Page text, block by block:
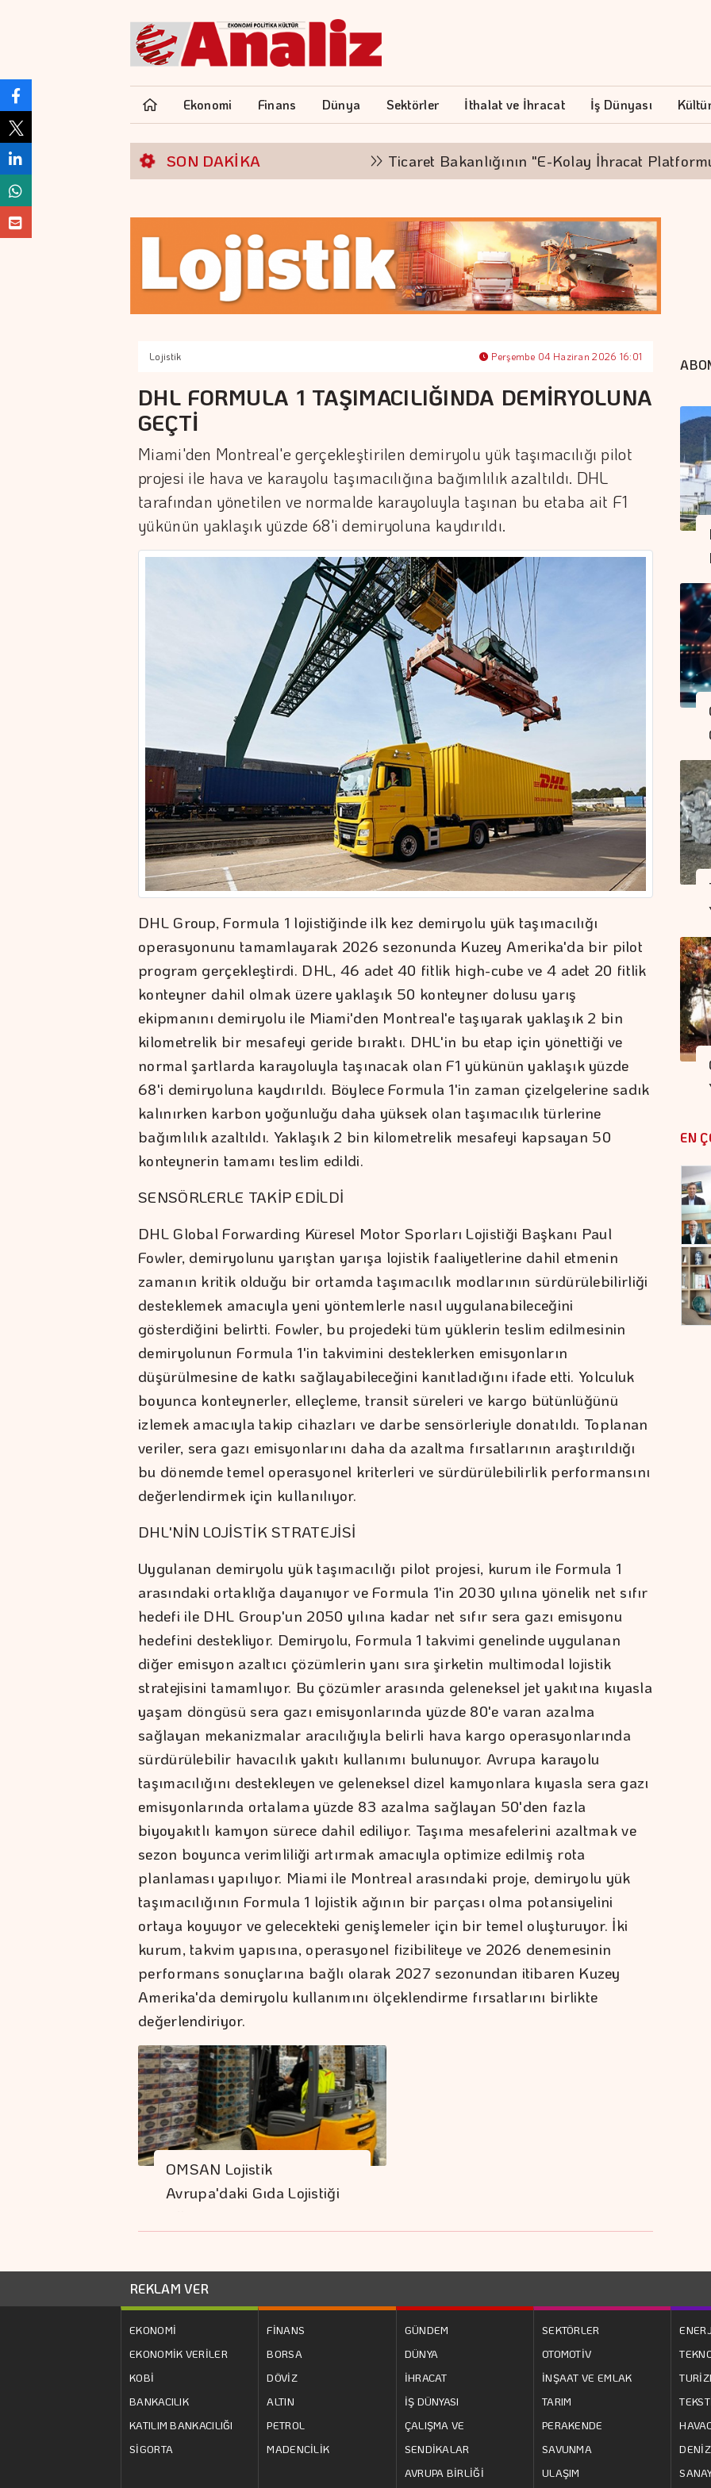
Ekonomi Finans Dünya Sektörler İthalat ve İhracat İş Dünyası
SON DAKİKA Ticaret Bakanlığının "E-Kolay İhracat Platformu"na
Lojistik Perşembe 04 Haziran 2026 16:01
DHL FORMULA 1 TAŞIMACILIĞINDA DEMİRYOLUNA
GEÇTİ
Miami'den Montreal'e gerçekleştirilen demiryolu yük taşımacılığı pilot
projesi ile hava ve karayolu taşımacılığına bağımlılık azaltıldı. DHL
tarafından yönetilen ve normalde karayoluyla taşınan bu etaba ait F1
yükünün yaklaşık yüzde 68'i demiryoluna kaydırıldı.
DHL Group, Formula 1 lojistiğinde ilk kez demiryolu yük taşımacılığı
operasyonunu tamamlayarak 2026 sezonunda Kuzey Amerika'da bir pilot
program gerçekleştirdi. DHL, 46 adet 40 fitlik high-cube ve 4 adet 20 fitlik
konteyner dahil olmak üzere yaklaşık 50 konteyner dolusu yarış
ekipmanını demiryolu ile Miami'den Montreal'e taşıyarak yaklaşık 2 bin
kilometrelik bir mesafeyi geride bıraktı. DHL'in bu etap için yönettiği ve
normal şartlarda karayoluyla taşınacak olan F1 yükünün yaklaşık yüzde
68'i demiryoluna kaydırıldı. Böylece Formula 1'in zaman çizelgelerine sadık
kalınırken karbon yoğunluğu daha yüksek olan taşımacılık türlerine
bağımlılık azaltıldı. Yaklaşık 2 bin kilometrelik mesafeyi kapsayan 50
konteynerin tamamı teslim edildi.
SENSÖRLERLE TAKİP EDİLDİ
DHL Global Forwarding Küresel Motor Sporları Lojistiği Başkanı Paul
Fowler, demiryolunu yarıştan yarışa lojistik faaliyetlerine dahil etmenin
zamanın kritik olduğu bir ortamda taşımacılık modlarının sürdürülebilirliği
desteklemek amacıyla yeni yöntemlerle nasıl uygulanabileceğini
gösterdiğini belirtti. Fowler, bu projedeki tüm yüklerin teslim edilmesinin
demiryolunun Formula 1'in takvimini desteklerken emisyonların
düşürülmesine de katkı sağlayabileceğini kanıtladığını ifade etti. Yolculuk
boyunca konteynerler, elleçleme, transit süreleri ve kargo bütünlüğünü
izlemek amacıyla takip cihazları ve darbe sensörleriyle donatıldı. Toplanan
veriler, sera gazı emisyonlarını daha da azaltma fırsatlarının araştırıldığı
bu dönemde temel operasyonel kriterleri ve sürdürülebilirlik performansını
değerlendirmek için kullanılıyor.
DHL'NİN LOJİSTİK STRATEJİSİ
Uygulanan demiryolu yük taşımacılığı pilot projesi, kurum ile Formula 1
arasındaki ortaklığa dayanıyor ve Formula 1'in 2030 yılına yönelik net sıfır
hedefi ile DHL Group'un 2050 yılına kadar net sıfır sera gazı emisyonu
hedefini destekliyor. Demiryolu, Formula 1 takvimi genelinde uygulanan
diğer emisyon azaltıcı çözümlerin yanı sıra şirketin multimodal lojistik
stratejisini tamamlıyor. Bu çözümler arasında geleneksel jet yakıtına kıyasla
yaşam döngüsü sera gazı emisyonlarında yüzde 80'e varan azalma
sağlayan mekanizmalar aracılığıyla belirli hava kargo operasyonlarında
sürdürülebilir havacılık yakıtı kullanımı bulunuyor. Avrupa karayolu
taşımacılığını destekleyen ve geleneksel dizel kamyonlara kıyasla sera gazı
emisyonlarında ortalama yüzde 83 azalma sağlayan 50'den fazla
biyoyakıtlı kamyon sürece dahil ediliyor. Taşıma mesafelerini azaltmak ve
sezon boyunca verimliliği artırmak amacıyla optimize edilmiş rota
planlaması yapılıyor. Miami ile Montreal arasındaki proje, demiryolu yük
taşımacılığının Formula 1 lojistik ağının bir parçası olma potansiyelini
ortaya koyuyor ve gelecekteki genişlemeler için bir temel oluşturuyor. İki
kurum, takvim yapısına, operasyonel fizibiliteye ve 2026 denemesinin
performans sonuçlarına bağlı olarak 2027 sezonundan itibaren Kuzey
Amerika'da demiryolu kullanımını ölçeklendirme fırsatlarını birlikte
değerlendiriyor.
OMSAN Lojistik
Avrupa'daki Gıda Lojistiği
EN
REKLAM VER
EKONOMİ
EKONOMİK VERİLER
KOBİ
BANKACILIK
KATILIM BANKACILIĞI
SİGORTA
FİNANS
BORSA
DÖVİZ
ALTIN
PETROL
MADENCİLİK
GÜNDEM
DÜNYA
İHRACAT
İŞ DÜNYASI
ÇALIŞMA VE
SENDİKALAR
AVRUPA BİRLİĞİ
SEKTÖRLER
OTOMOTİV
İNŞAAT VE EMLAK
TARIM
PERAKENDE
SAVUNMA
ULAŞIM